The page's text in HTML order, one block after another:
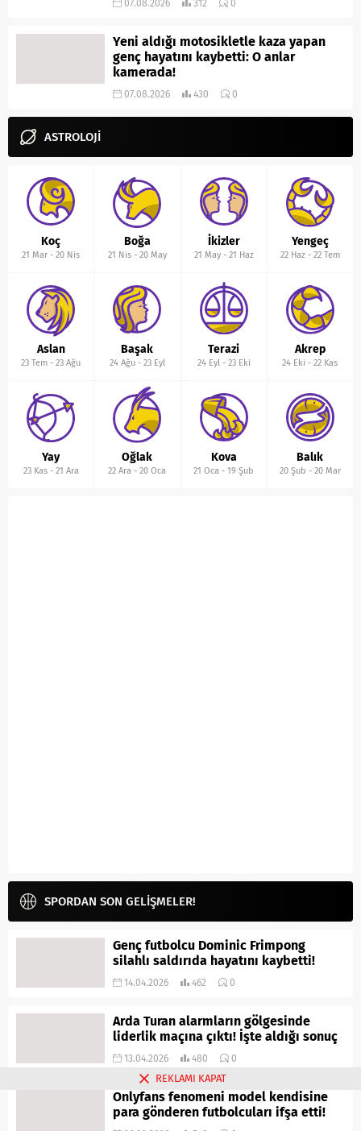
07.08.2026 312 0
Yeni aldığı motosikletle kaza yapan
genç hayatını kaybetti: O anlar
kamerada!
07.08.2026 430 0
ASTROLOJİ
Koç
21 Mar -20 Nis
Boğa
21 Nis- 20 May
İkizler
21 May- 21 Haz
Yengeç
22 Haz- 22 Tem
Aslan
23 Tem -23 Ağu
Başak
24 Ağu- 23 Eyl
Terazi
24 Eyl- 23 Eki
Akrep
24 Eki -22 Kas
Yay
23 Kas- 21 Ara
Oğlak
22 Ara -20 Oca
Kova
21 Oca -19 Şub
Balık
20 Şub - 20 Mar
SPORDAN SON GELİŞMELER!
Genç futbolcu Dominic Frimpong
silahlı saldırıda hayatını kaybetti!
14.04.2026 462 0
Arda Turan alarmların gölgesinde
liderlik maçına çıktı! İşte aldığı sonuç
13.04.2026 480 0
Onlyfans fenomeni model kendisine
para gönderen futbolcuları ifşa etti!
REKLAMI KAPAT